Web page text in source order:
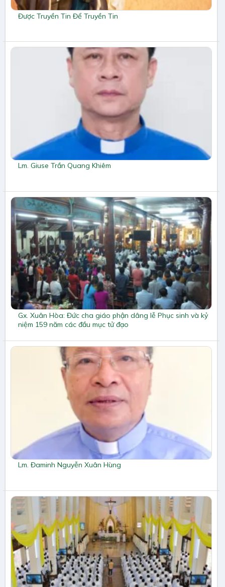
Được Truyền Tin Để Truyền Tin
Lm. Giuse Trần Quang Khiêm
Gx. Xuân Hòa: Đức cha giáo phận dâng lễ Phục sinh và kỷ
niệm 159 năm các đầu mục tử đạo
Lm. Đaminh Nguyễn Xuân Hùng